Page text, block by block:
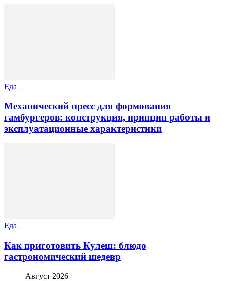
Еда
Механический пресс для формования
гамбургеров: конструкция, принцип работы и
эксплуатационные характеристики
Еда
Как приготовить Кулеш: блюдо
гастрономический шедевр
Август 2026